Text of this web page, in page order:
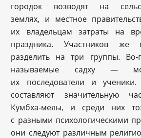
городок возводят на
землях, и местное
их владельцам затраты на
праздника. Участников же
разделить на три группы. Во-
называемые садху —
их последователи и
составляют значительную
Кумбха-мелы, и среди них
с разными психологическими
они следуют различным